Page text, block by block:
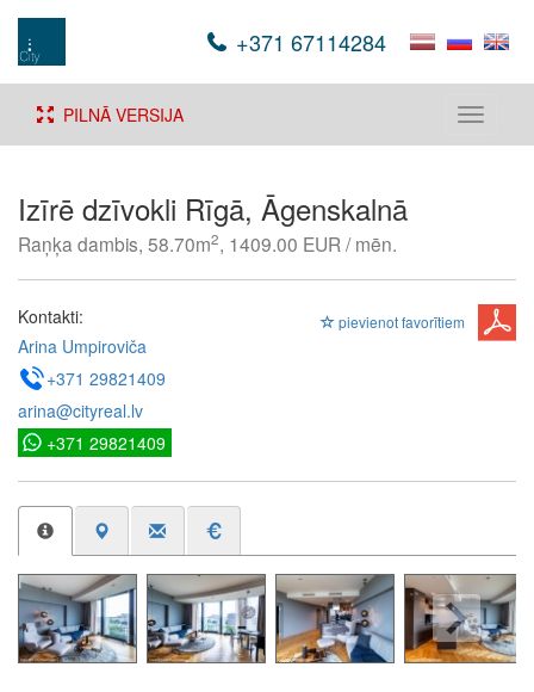
+371 67114284
Toggle
PILNĀ VERSIJA
Izīrē dzīvokli Rīgā, Āgenskalnā
Raņķa dambis, 58.70m2, 1409.00 EUR / mēn.
pievienot favorītiem
Kontakti:
Arina Umpiroviča
+371 29821409
arina@cityreal.lv
+371 29821409